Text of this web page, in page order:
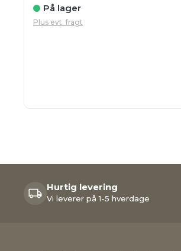
På lager
Plus evt. fragt
Hurtig levering
Vi leverer på 1-5 hverdage